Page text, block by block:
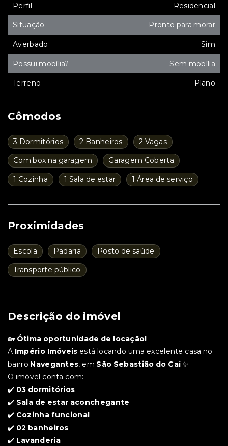
Cômodos
3 Dormitórios 2 Banheiros 2 Vagas
Com box na garagem Garagem Coberta
1 Cozinha 1 Sala de estar 1 Área de serviço
Proximidades
Escola Padaria Posto de saúde
Transporte público
Descrição do imóvel
🏡 Ótima oportunidade de locação!
A Império Imóveis está locando uma excelente casa no
bairro Navegantes, em São Sebastião do Caí✨
O imóvel conta com:
✔️ 03 dormitórios
✔️ Sala de estar aconchegante
✔️ Cozinha funcional
✔️ 02 banheiros
✔️ Lavanderia
Perfil Residencial
Situação Pronto para morar
Averbado Sim
Possui mobília? Sem mobília
Terreno Plano